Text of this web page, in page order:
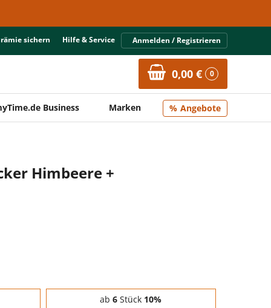
sichern Hilfe & Service Anmelden / Registrieren
0,00 € 0
Business Marken Angebote
Himbeere +
ab 6 Stück 10%